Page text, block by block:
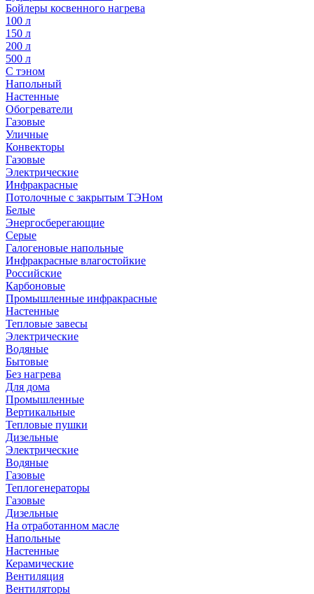
Бойлеры косвенного нагрева
100 л
150 л
200 л
500 л
С тэном
Напольный
Настенные
Обогреватели
Газовые
Уличные
Конвекторы
Газовые
Электрические
Инфракрасные
Потолочные с закрытым ТЭНом
Белые
Энергосберегающие
Серые
Галогеновые напольные
Инфракрасные влагостойкие
Российские
Карбоновые
Промышленные инфракрасные
Настенные
Тепловые завесы
Электрические
Водяные
Бытовые
Без нагрева
Для дома
Промышленные
Вертикальные
Тепловые пушки
Дизельные
Электрические
Водяные
Газовые
Теплогенераторы
Газовые
Дизельные
На отработанном масле
Напольные
Настенные
Керамические
Вентиляция
Вентиляторы